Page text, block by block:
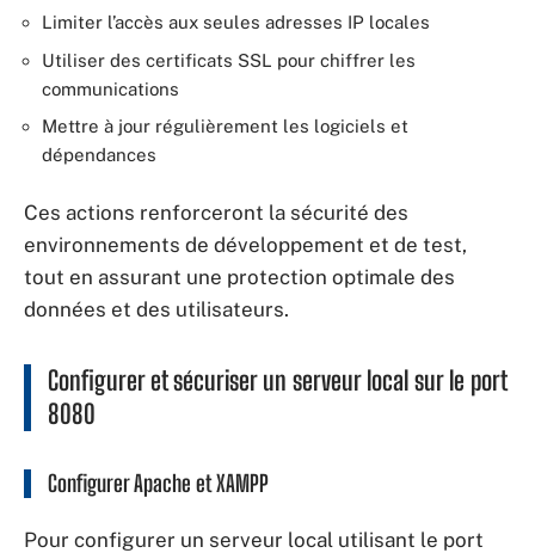
Limiter l’accès aux seules adresses IP locales
Utiliser des certificats SSL pour chiffrer les
communications
Mettre à jour régulièrement les logiciels et
dépendances
Ces actions renforceront la sécurité des
environnements de développement et de test,
tout en assurant une protection optimale des
données et des utilisateurs.
Configurer et sécuriser un serveur local sur le port
8080
Configurer Apache et XAMPP
Pour configurer un serveur local utilisant le port